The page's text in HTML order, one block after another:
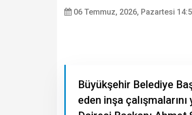
06 Temmuz, 2026, Pazartesi
Büyükşehir Belediye
eden inşa